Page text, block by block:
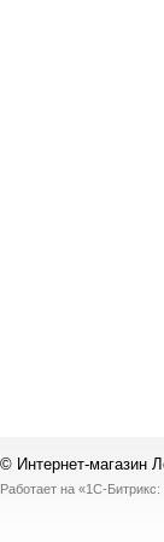
© Интернет-магазин
Работает на «1С-Битрикс: